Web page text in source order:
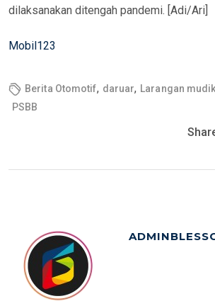
dilaksanakan ditengah pandemi. [Adi/Ari]
Mobil123
Berita Otomotif, daruar, Larangan
PSBB